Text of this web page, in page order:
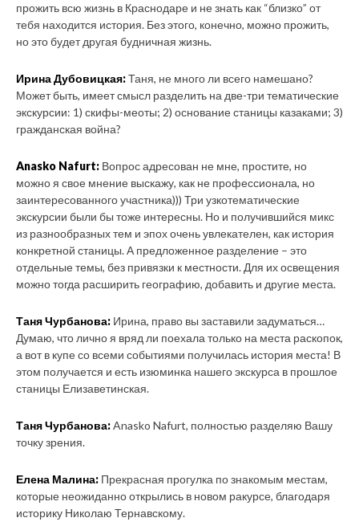
прожить всю жизнь в Краснодаре и не знать как “близко” от
тебя находится история. Без этого, конечно, можно прожить,
но это будет другая будничная жизнь.
Ирина Дубовицкая:Таня, не много ли всего намешано?
Может быть, имеет смысл разделить на две-три тематические
экскурсии: 1) скифы-меоты; 2) основание станицы казаками; 3)
гражданская война?
Anasko Nafurt:Вопрос адресован не мне, простите, но
можно я свое мнение выскажу, как не профессионала, но
заинтересованного участника))) Три узкотематические
экскурсии были бы тоже интересны. Но и получившийся микс
из разнообразных тем и эпох очень увлекателен, как история
конкретной станицы. А предложенное разделение – это
отдельные темы, без привязки к местности. Для их освещения
можно тогда расширить географию, добавить и другие места.
Таня Чурбанова:Ирина, право вы заставили задуматься…
Думаю, что лично я вряд ли поехала только на места раскопок,
а вот в купе со всеми событиями получилась история места! В
этом получается и есть изюминка нашего экскурса в прошлое
станицы Елизаветинская.
Таня Чурбанова:Anasko Nafurt, полностью разделяю Вашу
точку зрения.
Елена Малина:Прекрасная прогулка по знакомым местам,
которые неожиданно открылись в новом ракурсе, благодаря
историку Николаю Тернавскому.